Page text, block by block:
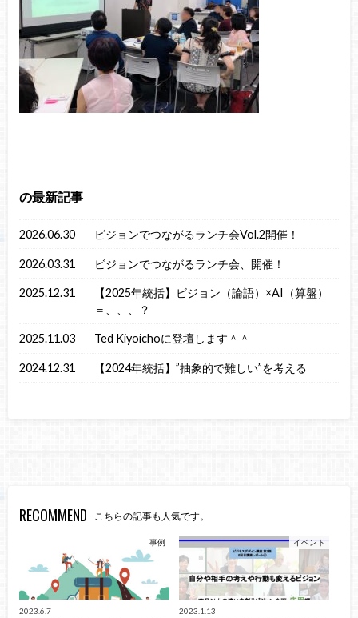
の最新記事
2026.06.30 ビジョンでつながるランチ会Vol.2開催！
2026.03.31 ビジョンでつながるランチ会、開催！
2025.12.31
【2025年統括】ビジョン（論語）×AI（算盤）
＝、、、？
2025.11.03 Ted Kiyoichoに登壇します＾＾
2024.12.31 【2024年統括】”抽象的で難しい”を考える
RECOMMEND こちらの記事も人気です。
事例
2023.6.7
イベント
2023.1.13